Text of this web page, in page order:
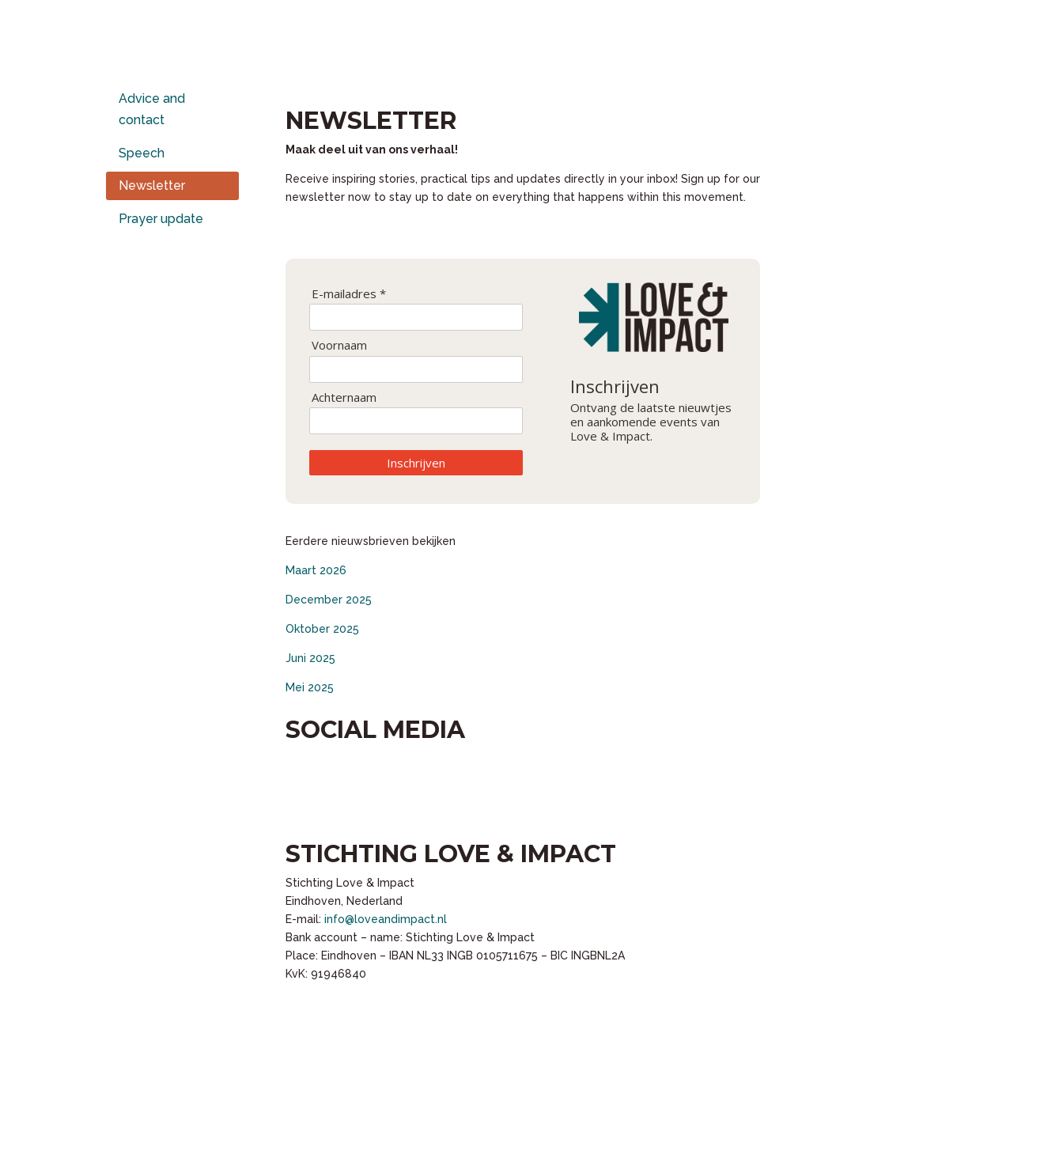
Advice and
contact
Speech
Newsletter
Prayer update
NEWSLETTER
Maak deel uit van ons verhaal!
Receive inspiring stories, practical tips and updates directly in your inbox! Sign up for our
newsletter now to stay up to date on everything that happens within this movement.
E-mailadres *
Voornaam
Achternaam
Inschrijven
Inschrijven
Ontvang de laatste nieuwtjes
en aankomende events van
Love & Impact.
Eerdere nieuwsbrieven bekijken
Maart 2026
December 2025
Oktober 2025
Juni 2025
Mei 2025
SOCIAL MEDIA
STICHTING LOVE & IMPACT
Stichting Love & Impact
Eindhoven, Nederland
E-mail:info@loveandimpact.nl
Bank account – name: Stichting Love & Impact
Place: Eindhoven – IBAN NL33 INGB 0105711675 – BIC INGBNL2A
KvK: 91946840